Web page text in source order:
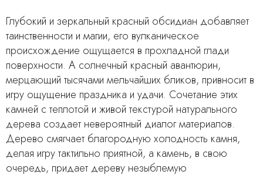
Глубокий и зеркальный красный обсидиан добавляет
таинственности и магии, его вулканическое
происхождение ощущается в прохладной глади
поверхности. А солнечный красный авантюрин,
мерцающий тысячами мельчайших бликов, привносит в
игру ощущение праздника и удачи. Сочетание этих
камней с теплотой и живой текстурой натурального
дерева создает невероятный диалог материалов.
Дерево смягчает благородную холодность камня,
делая игру тактильно приятной, а камень, в свою
очередь, придает дереву незыблемую